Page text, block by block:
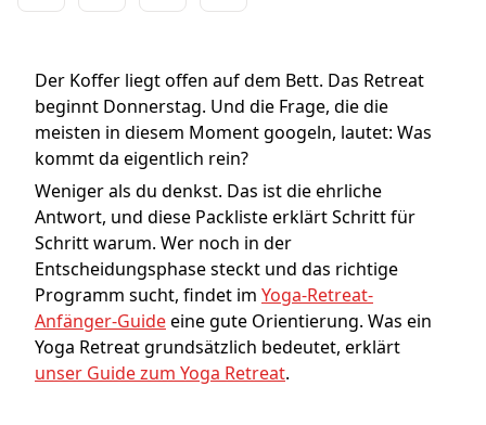
Der Koffer liegt offen auf dem Bett. Das Retreat
beginnt Donnerstag. Und die Frage, die die
meisten in diesem Moment googeln, lautet: Was
kommt da eigentlich rein?
Weniger als du denkst. Das ist die ehrliche
Antwort, und diese Packliste erklärt Schritt für
Schritt warum. Wer noch in der
Entscheidungsphase steckt und das richtige
Programm sucht, findet im Yoga-Retreat-
Anfänger-Guideeine gute Orientierung. Was ein
Yoga Retreat grundsätzlich bedeutet, erklärt
unser Guide zum Yoga Retreat.